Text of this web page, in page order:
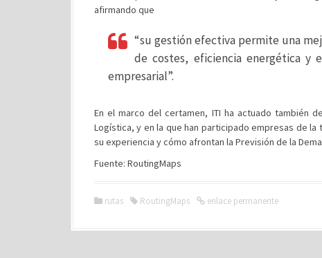
afirmando que
“su gestión efectiva permite una
de costes, eficiencia energética y
empresarial”.
En el marco del certamen, ITI ha actuado también
Logística, y en la que han participado empresas de la
su experiencia y cómo afrontan la Previsión de la
Fuente: RoutingMaps
rutas RoutingMaps enlace permanente